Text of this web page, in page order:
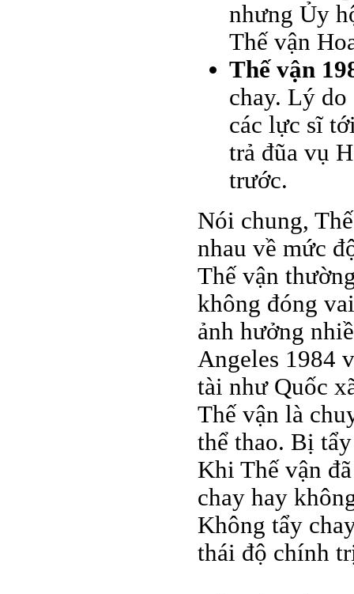
nhưng Ủy
Thế vận
Thế vận
chay. Lý do
các lực sĩ
trả đũa vụ
trước.
Nói chung,
nhau về mức
Thế vận
không đóng
ảnh hưởng
Angeles 1984
tài như Quốc
Thế vận là
thể thao. Bị
Khi Thế vận
chay hay
Không tẩy
thái độ chính